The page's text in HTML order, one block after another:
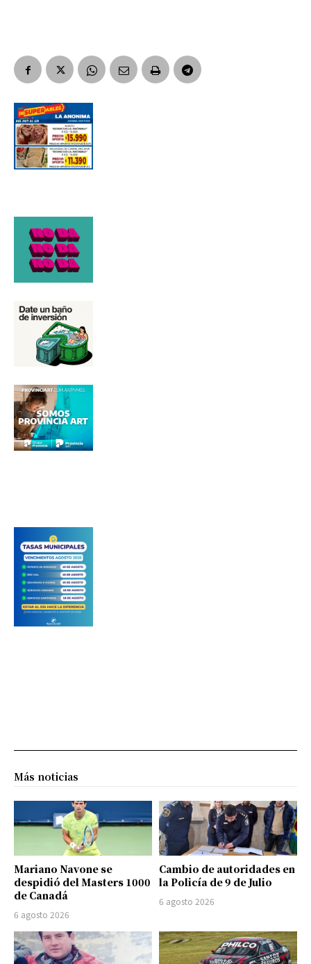
Más noticias
Mariano Navone se
despidió del Masters 1000
de Canadá
6 agosto 2026
Cambio de autoridades en
la Policía de 9 de Julio
6 agosto 2026